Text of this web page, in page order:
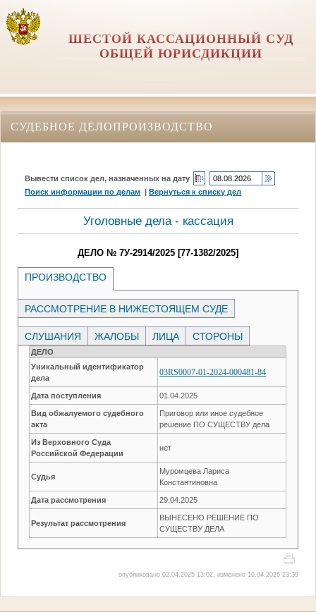
ШЕСТОЙ КАССАЦИОННЫЙ СУД
ОБЩЕЙ ЮРИСДИКЦИИ
СУДЕБНОЕ ДЕЛОПРОИЗВОДСТВО
Вывести список дел, назначенных на дату
Поиск информации по делам |Вернуться к списку дел
Уголовные дела - кассация
ДЕЛО № 7У-2914/2025 [77-1382/2025]
ПРОИЗВОДСТВО
РАССМОТРЕНИЕ В НИЖЕСТОЯЩЕМ СУДЕ
СЛУШАНИЯ ЖАЛОБЫ ЛИЦА СТОРОНЫ
ДЕЛО
Уникальный идентификатор
дела
03RS0007-01-2024-000481-84
Дата поступления 01.04.2025
Вид обжалуемого судебного
акта
Приговор или иное судебное
решение ПО СУЩЕСТВУ дела
Из Верховного Суда
Российской Федерации
нет
Судья
Муромцева Лариса
Константиновна
Дата рассмотрения 29.04.2025
Результат рассмотрения
ВЫНЕСЕНО РЕШЕНИЕ ПО
СУЩЕСТВУ ДЕЛА
опубликовано 02.04.2025 13:02, изменено 10.04.2026 23:39